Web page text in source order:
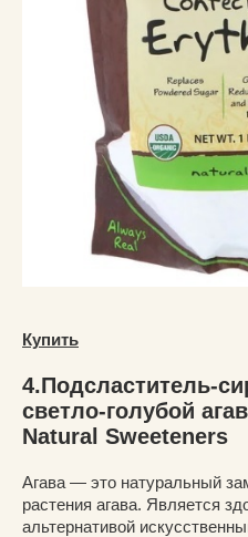
Купить
4.Подсластитель-
светло-голубой
Natural Sweeteners
Агава — это натуральный
растения агава. Является
альтернативой